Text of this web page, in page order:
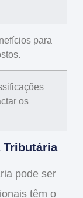
para
os
Tributária
pode ser
têm o